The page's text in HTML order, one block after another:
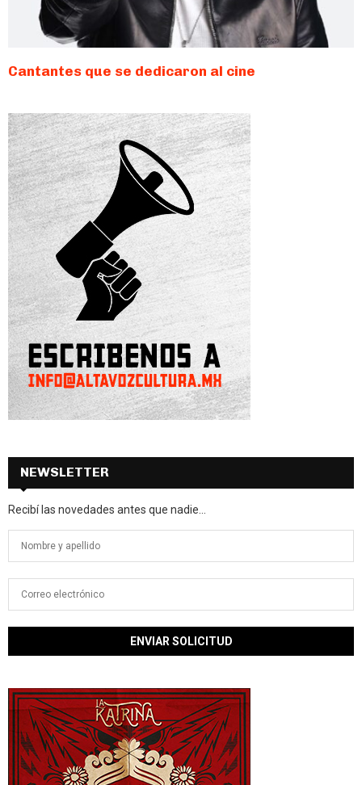
Cantantes que se dedicaron al cine
NEWSLETTER
Recibí las novedades antes que nadie...